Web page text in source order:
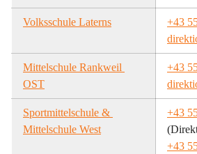
Volksschule Laterns
+43
Mittelschule Rankweil
OST
+43
Sportmittelschule &
Mittelschule West
+43
+43